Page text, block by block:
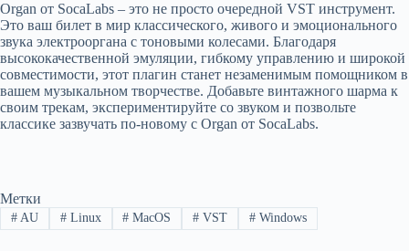
Organ от SocaLabs – это не просто очередной VST инструмент.
Это ваш билет в мир классического, живого и эмоционального
звука электрооргана с тоновыми колесами. Благодаря
высококачественной эмуляции, гибкому управлению и широкой
совместимости, этот плагин станет незаменимым помощником в
вашем музыкальном творчестве. Добавьте винтажного шарма к
своим трекам, экспериментируйте со звуком и позвольте
классике зазвучать по-новому с Organ от SocaLabs.
Метки
#AU #Linux # MacOS # VST # Windows